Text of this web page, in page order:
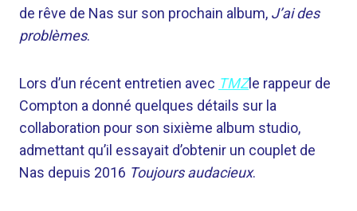
de rêve de Nas sur son prochain album, J’ai des
problèmes.
Lors d’un récent entretien avec TMZle rappeur de
Compton a donné quelques détails sur la
collaboration pour son sixième album studio,
admettant qu’il essayait d’obtenir un couplet de
Nas depuis 2016 Toujours audacieux.